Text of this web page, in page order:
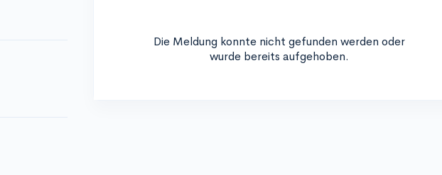
Die Meldung konnte nicht gefunden werden oder
wurde bereits aufgehoben.